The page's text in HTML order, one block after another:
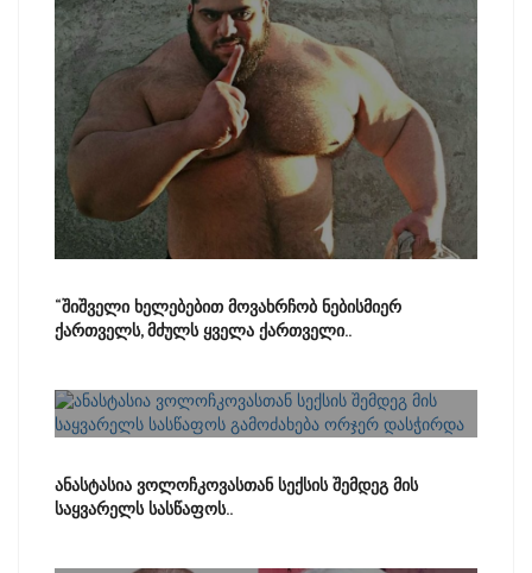
“შიშველი ხელებებით მოვახრჩობ ნებისმიერ
ქართველს, მძულს ყველა ქართველი..
ანასტასია ვოლოჩკოვასთან სექსის შემდეგ მის
საყვარელს სასწაფოს..